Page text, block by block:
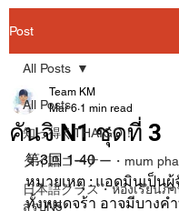
Post
All Posts
知っ得くTHAIGO！
タイ語コーナー・mum
日本語クラス・ห้องเรียนภ
สรุปN5
All Posts
คันจิ N1 ชุดที่ 3
Team KM
Mar 6 1 min read
第3回 1-40
หมายเหตุ : แอดมินเป็น
ทั้งหมดจร้า อาจมีบางค